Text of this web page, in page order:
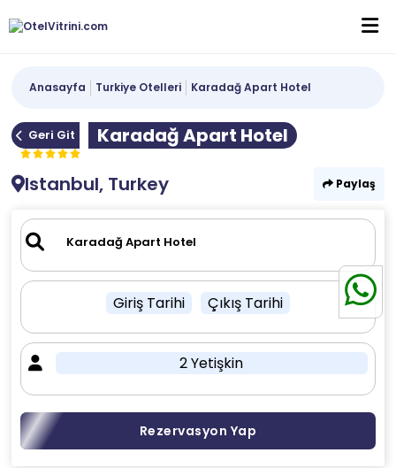
Anasayfa Turkiye Otelleri Karadağ Apart Hotel
Geri Git
Karadağ Apart Hotel
Istanbul, Turkey
Paylaş
Giriş Tarihi Çıkış Tarihi
2 Yetişkin
Rezervasyon Yap